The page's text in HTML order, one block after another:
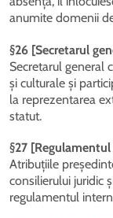
anumite domenii
§26 [Secretarul
Secretarul general
și culturale și
la reprezentarea
statut.
§27
Atribuțiile
consilierului juridic
regulamentul